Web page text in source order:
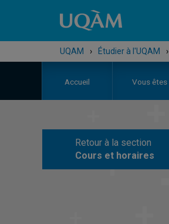
UQAM › Étudier à l'UQAM ›
Accueil Vous êtes
Retour à la section
Cours et horaires